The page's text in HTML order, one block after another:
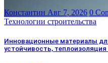
Константин Авг 7, 2026 0
Технологии строительства
Инновационные материалы
устойчивость,